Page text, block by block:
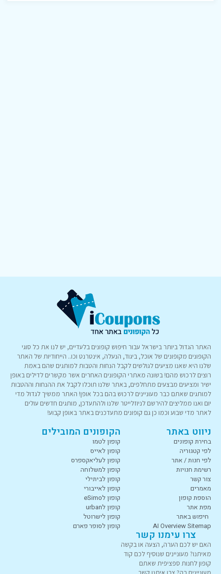
האתר הגדול ביותר בישראל עבור חיפוש קופונים בלעדיים, יש לנו את כל סוגי
הקופונים מקופונים של אוכל, ביגוד, הנעלה, אינטרנט וכו.. הייחודיות של האתר
שלנו היא שאנו מציעים לגולשים לקבל הנחות והטבות למותגים שהם באמת
רוצים לרכוש מהם! בשונה מאתרי הקופונים האחרים אשר מקשרים לדילים באופן
ישיר ומציעים מבצעים מתחלפים, באתר שלנו תוכלו לקבל את ההנחות וההטבות
למותגים שאתם כבר מעוניינים לרכוש בהם בכל אופן! האתר ממשיך לגדול מדי
יום ואנו ממליצים להירשם לניוזלייטר שלנו ולהתעדכן, מותגים חדשים עולים
לאתר מדי שבוע וכמו כן גם קופונים מתעדכנים באתר באופן קבוע!
ניווט באתר
בחירת קופונים
לפי קטגוריה
לפי חנות / אתר
רשימת חנויות
צור קשר
מאמרים
הוספת קופון
מפת אתר
חיפוש באתר
AI Overview Sitemap
הקופונים המובילים
קופון לטמו
קופון לאייס
קופון לעליאקספרס
קופון למשלוחה
קופון לביתילי
קופון לאייבורי
קופון לeSimo
קופון לurban
קופון לישרוטל
קופון לסופר פארם
צרו עימנו קשר
האם יש לכם הערה, הצעה או בקשה
מאיתנו? מעוניינים שנוסיף לכם קוד
קופון לחנות ספציפית שאתם